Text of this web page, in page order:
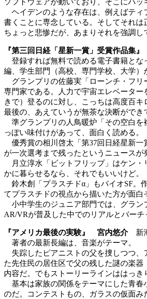
ソフトウェアが動いており、そこにハ
ヘイデンのような存在は、例えばティ
書くことに専念している。そしてそれ
ちょっと悲惨だが、あまりそれを強調
『第三回日経「星新一賞」受賞作品集
登録すれば無料で読める電子書籍とな
編、学生部門（高校、専門学校、大学）
グランプリの佐藤実「ローンチ・フリ
専門家である。人力で宇宙エレベータ
きで）登るのに対し、こっちは高度百
最後の、あえていうが無茶な決断ができ
準グランプリの人鳥暖炉「その空白を
っぽい味付けがあって、面白く読める。
優秀賞の相川啓太「第37回日経星新
が一次選考まで残ったというニュース
月立淳水「ビットフリップ」はケン・
かに暮らせるなら、それでもいいけど。
鈴木創「プラスチドα」もバイオSF。
てプラスチドの視点から描いた方が面白
小中学生のジュニア部門では、グラン
AR/VRが普及した中でのリアルとバー
『アメリカ最後の実験』 宮内悠介新
著者の最新長編は、音楽がテーマ。
失踪したピアニストの父を捜しつつ、
た先住民の居住区で父の残した謎の楽
内容だ。でもストーリーラインははっき
基本は家族の関係をテーマにした青春
のだ。コンテストもの、ガラスの仮面